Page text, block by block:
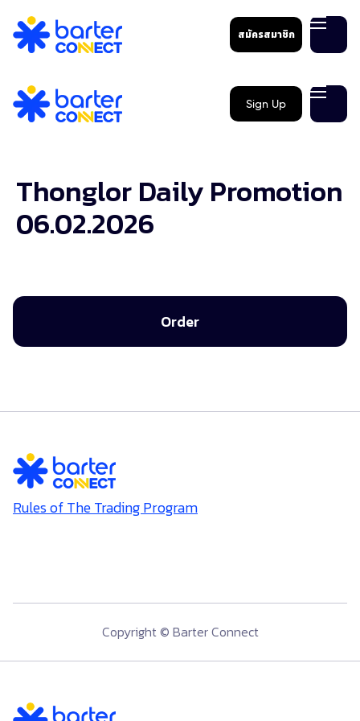
สมัครสมาชิก
Sign Up
Thonglor Daily Promotion
06.02.2026
Order
Rules of The Trading Program
Copyright © Barter Connect